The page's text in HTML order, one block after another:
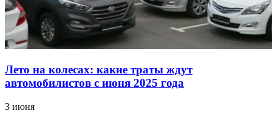
Лето на колесах: какие траты ждут
автомобилистов с июня 2025 года
3 июня